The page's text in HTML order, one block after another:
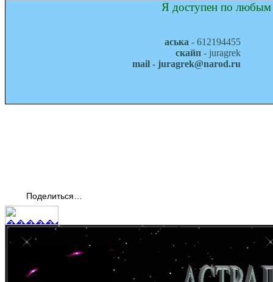
Я доступен по любым
аська - 612194455
скайп - juragrek
mail - juragrek@narod.ru
Поделиться…